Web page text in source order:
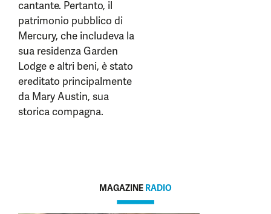
cantante. Pertanto, il
patrimonio pubblico di
Mercury, che includeva la
sua residenza Garden
Lodge e altri beni, è stato
ereditato principalmente
da Mary Austin, sua
storica compagna.
MAGAZINE RADIO